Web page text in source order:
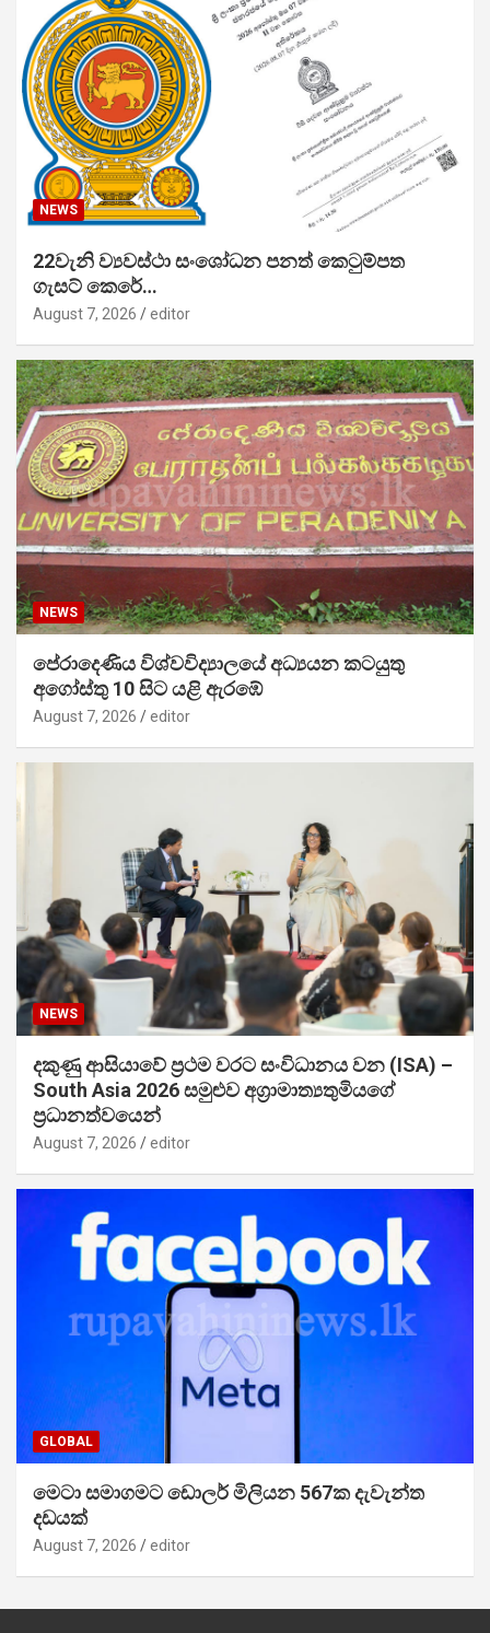
NEWS
22වැනි ව්‍යවස්ථා සංශෝධන පනත් කෙටුම්පත
ගැසට් කෙරේ…
August 7, 2026 editor
NEWS
පේරාදෙණිය විශ්වවිද්‍යාලයේ අධ්‍යයන කටයුතු
අගෝස්තු 10 සිට යළි ඇරඹේ
August 7, 2026 editor
NEWS
දකුණු ආසියාවේ ප්‍රථම වරට සංවිධානය වන (ISA) –
South Asia 2026 සමුළුව අග්‍රාමාත්‍යතුමියගේ
ප්‍රධානත්වයෙන්
August 7, 2026 editor
GLOBAL
මෙටා සමාගමට ඩොලර් මිලියන 567ක දැවැන්ත
දඩයක්
August 7, 2026 editor